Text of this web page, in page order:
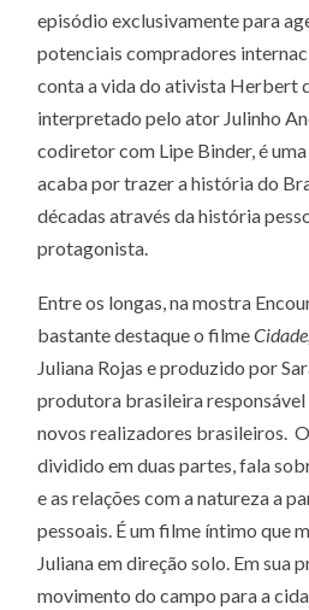
episódio exclusivamente para
potenciais compradores
conta a vida do ativista Herbert
interpretado pelo ator Julinho
codiretor com Lipe Binder, é
acaba por trazer a história do
décadas através da história
protagonista.
Entre os longas, na mostra
bastante destaque o filme
Juliana Rojas e produzido por
produtora brasileira responsável
novos realizadores brasileiros.
dividido em duas partes, fala
e as relações com a natureza a
pessoais. É um filme íntimo que
Juliana em direção solo. Em sua
movimento do campo para a